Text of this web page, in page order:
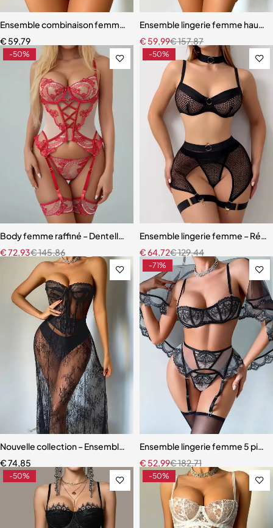
Ensemble combinaison femme – Maille ajourée avec ceinture
€ 59,79
Ensemble lingerie femme haut
€157,87
€ 59,99
-50%
Body femme raffiné – Dentelle, découpes modernes et détails
€145,86
€72,93
-50%
Ensemble lingerie femme –
€129,44
€64,72
Nouvelle collection – Ensemble lingerie 3 pièces élégant et moderne
€74,85
-71%
Ensemble lingerie femme 5
€182,71
€ 52,99
-50% -50%